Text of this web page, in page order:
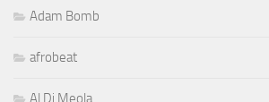
Adam Bomb
afrobeat
Al Di Meola